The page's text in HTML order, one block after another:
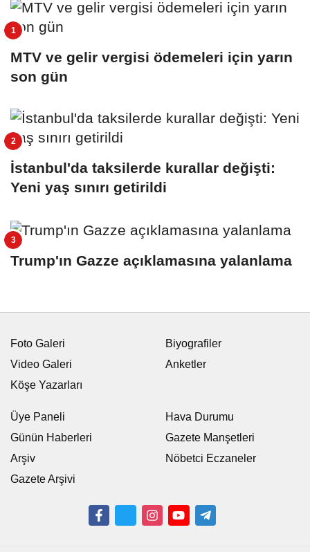
MTV ve gelir vergisi ödemeleri için yarın
son gün
İstanbul'da taksilerde kurallar değişti:
Yeni yaş sınırı getirildi
Trump'ın Gazze açıklamasına yalanlama
Foto Galeri
Video Galeri
Köşe Yazarları
Biyografiler
Anketler
Üye Paneli
Günün Haberleri
Arşiv
Gazete Arşivi
Hava Durumu
Gazete Manşetleri
Nöbetci Eczaneler